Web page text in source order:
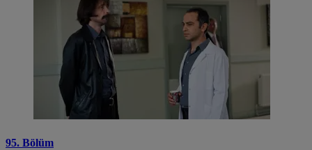
95. Bölüm